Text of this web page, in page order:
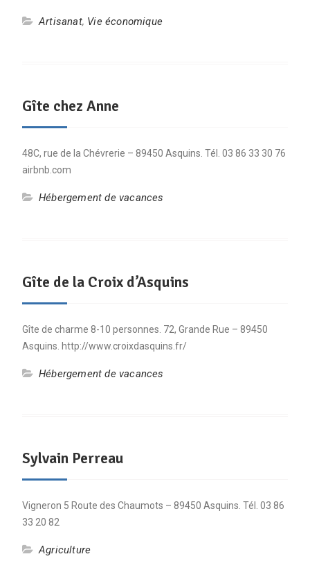
Artisanat, Vie économique
Gîte chez Anne
48C, rue de la Chévrerie – 89450 Asquins. Tél. 03 86 33 30 76
airbnb.com
Hébergement de vacances
Gîte de la Croix d’Asquins
Gîte de charme 8-10 personnes. 72, Grande Rue – 89450
Asquins. http://www.croixdasquins.fr/
Hébergement de vacances
Sylvain Perreau
Vigneron 5 Route des Chaumots – 89450 Asquins. Tél. 03 86
33 20 82
Agriculture